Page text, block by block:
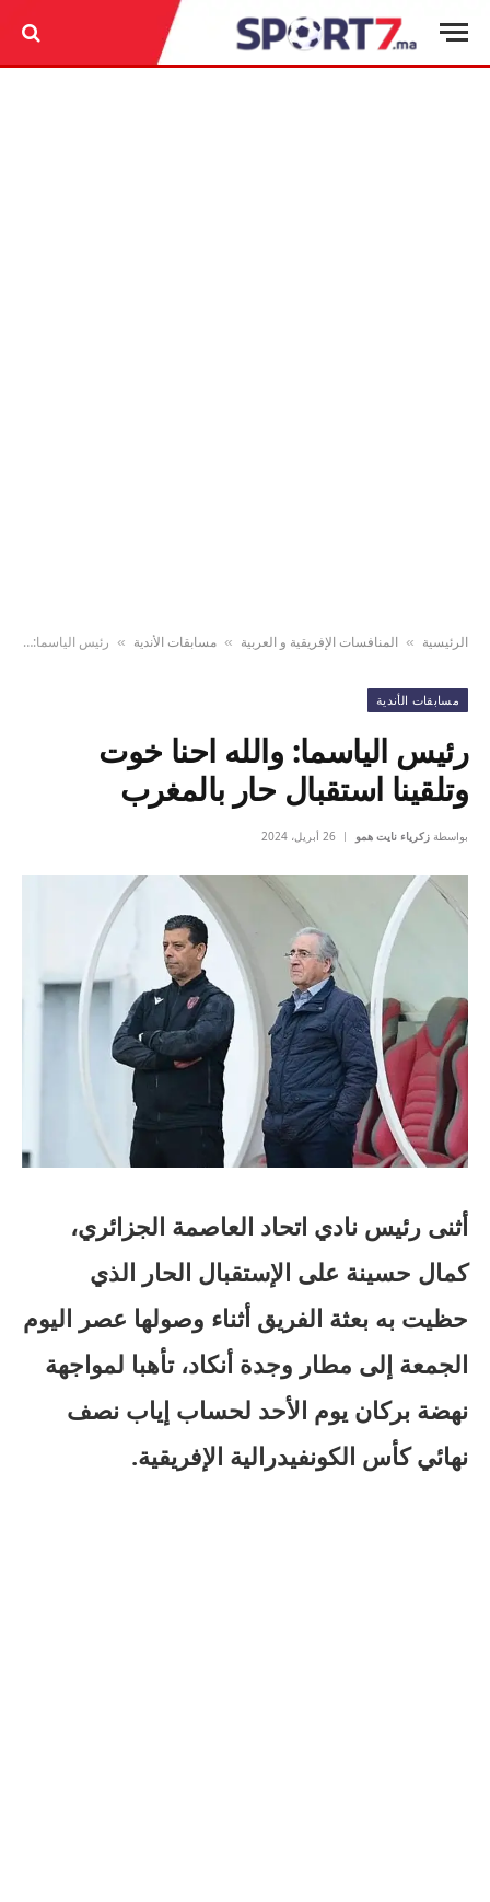
الرئيسية » المنافسات الإفريقية و العربية » مسابقات الأندية » رئيس الياسما: والله احنا خوت وتلقينا استقبال حار بالمغرب
مسابقات الأندية
رئيس الياسما: والله احنا خوت
وتلقينا استقبال حار بالمغرب
بواسطة زكرياء نايت همو 26 أبريل، 2024
أثنى رئيس نادي اتحاد العاصمة الجزائري،
كمال حسينة على الإستقبال الحار الذي
حظيت به بعثة الفريق أثناء وصولها عصر اليوم
الجمعة إلى مطار وجدة أنكاد، تأهبا لمواجهة
نهضة بركان يوم الأحد لحساب إياب نصف
نهائي كأس الكونفيدرالية الإفريقية.